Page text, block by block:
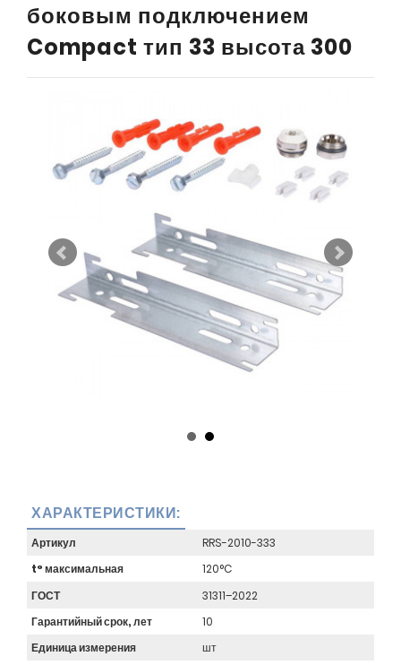
боковым подключением
Compact тип 33 высота 300
ХАРАКТЕРИСТИКИ:
Артикул
RRS-2010-333
t° максимальная
120°C
ГОСТ
31311–2022
Гарантийный срок, лет
10
Единица измерения
шт